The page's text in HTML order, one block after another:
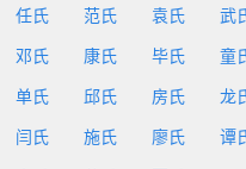
任氏 范氏 袁氏 武
邓氏 康氏 毕氏 童
单氏 邱氏 房氏 龙
闫氏 施氏 廖氏 谭